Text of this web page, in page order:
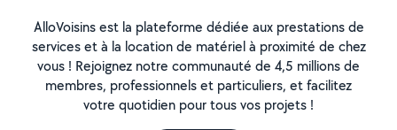
AlloVoisins est la plateforme dédiée aux prestations de
services et à la location de matériel à proximité de chez
vous ! Rejoignez notre communauté de 4,5 millions de
membres, professionnels et particuliers, et facilitez
votre quotidien pour tous vos projets !